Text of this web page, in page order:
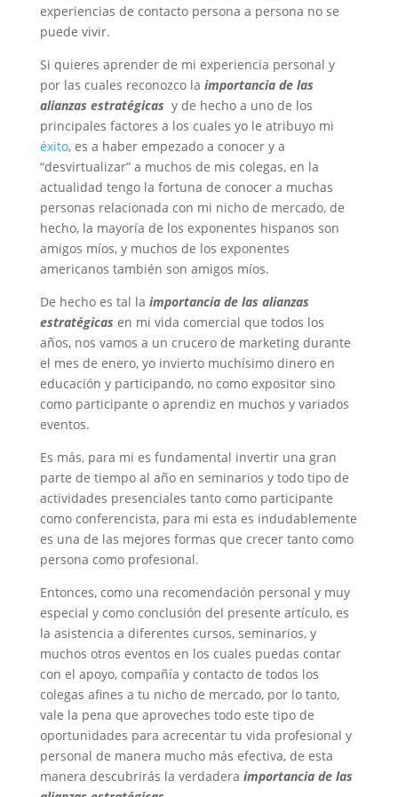
experiencias de contacto persona a persona no se
puede vivir.
Si quieres aprender de mi experiencia personal y
por las cuales reconozco la importancia de las
alianzas estratégicas y de hecho a uno de los
principales factores a los cuales yo le atribuyo mi
éxito, es a haber empezado a conocer y a
“desvirtualizar” a muchos de mis colegas, en la
actualidad tengo la fortuna de conocer a muchas
personas relacionada con mi nicho de mercado, de
hecho, la mayoría de los exponentes hispanos son
amigos míos, y muchos de los exponentes
americanos también son amigos míos.
De hecho es tal la importancia de las alianzas
estratégicas en mi vida comercial que todos los
años, nos vamos a un crucero de marketing durante
el mes de enero, yo invierto muchísimo dinero en
educación y participando, no como expositor sino
como participante o aprendiz en muchos y variados
eventos.
Es más, para mi es fundamental invertir una gran
parte de tiempo al año en seminarios y todo tipo de
actividades presenciales tanto como participante
como conferencista, para mi esta es indudablemente
es una de las mejores formas que crecer tanto como
persona como profesional.
Entonces, como una recomendación personal y muy
especial y como conclusión del presente artículo, es
la asistencia a diferentes cursos, seminarios, y
muchos otros eventos en los cuales puedas contar
con el apoyo, compañía y contacto de todos los
colegas afines a tu nicho de mercado, por lo tanto,
vale la pena que aproveches todo este tipo de
oportunidades para acrecentar tu vida profesional y
personal de manera mucho más efectiva, de esta
manera descubrirás la verdadera importancia de las